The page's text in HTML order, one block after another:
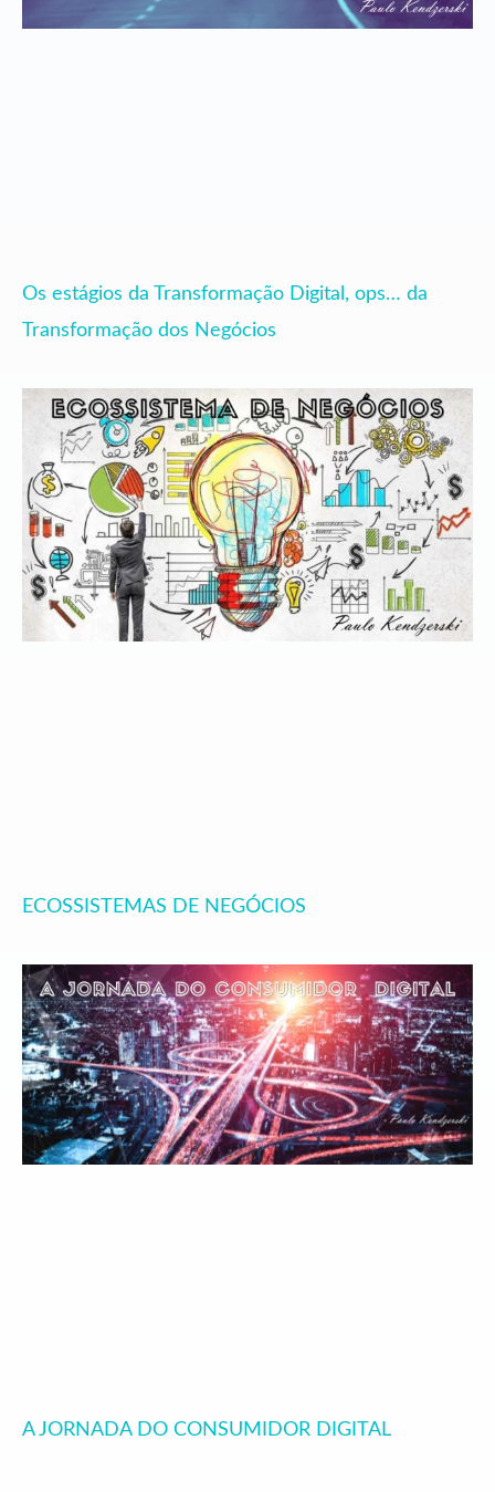
Os estágios da Transformação Digital, ops… da
Transformação dos Negócios
ECOSSISTEMAS DE NEGÓCIOS
A JORNADA DO CONSUMIDOR DIGITAL